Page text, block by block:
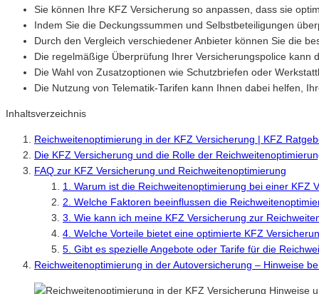
Sie können Ihre KFZ Versicherung so anpassen, dass sie
Indem Sie die Deckungssummen und Selbstbeteiligungen
Durch den Vergleich verschiedener Anbieter können Sie die
Die regelmäßige Überprüfung Ihrer Versicherungspolice
Die Wahl von Zusatzoptionen wie Schutzbriefen oder
Die Nutzung von Telematik-Tarifen kann Ihnen dabei helfen,
Inhaltsverzeichnis
Reichweitenoptimierung in der KFZ Versicherung | KFZ
Die KFZ Versicherung und die Rolle der
FAQ zur KFZ Versicherung und Reichweitenoptimierung
1. Warum ist die Reichweitenoptimierung bei einer KFZ
2. Welche Faktoren beeinflussen die
3. Wie kann ich meine KFZ Versicherung zur
4. Welche Vorteile bietet eine optimierte KFZ
5. Gibt es spezielle Angebote oder Tarife für die
Reichweitenoptimierung in der Autoversicherung – Hinweise